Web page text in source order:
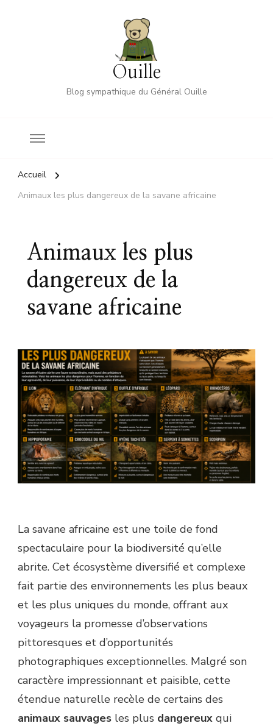
Ouille
Blog sympathique du Général Ouille
Accueil
Animaux les plus dangereux de la savane africaine
Animaux les plus
dangereux de la
savane africaine
La savane africaine est une toile de fond
spectaculaire pour la biodiversité qu’elle
abrite. Cet écosystème diversifié et complexe
fait partie des environnements les plus beaux
et les plus uniques du monde, offrant aux
voyageurs la promesse d’observations
pittoresques et d’opportunités
photographiques exceptionnelles. Malgré son
caractère impressionnant et paisible, cette
étendue naturelle recèle de certains des
animaux sauvages les plus dangereux qui